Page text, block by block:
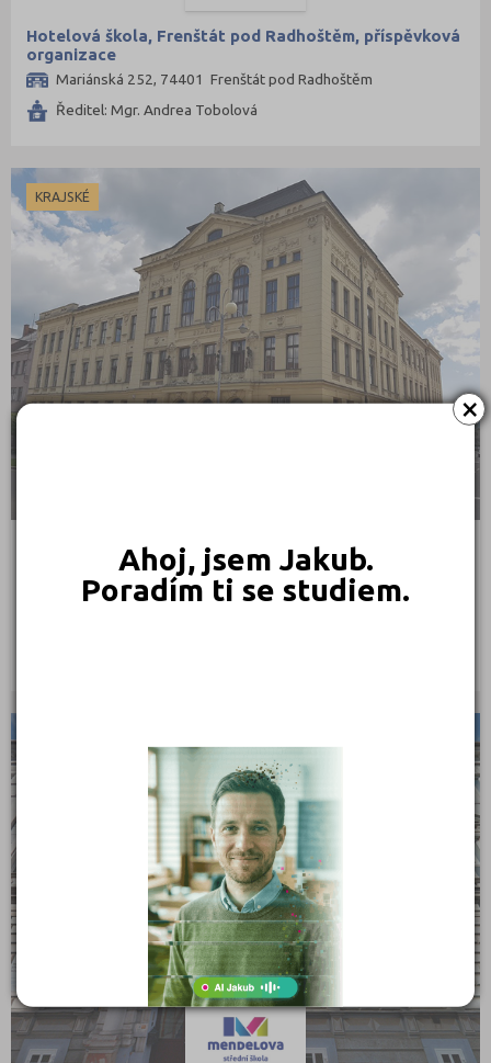
×
Ahoj, jsem Jakub.
Poradím ti se studiem.
Hotelová škola, Frenštát pod Radhoštěm, příspěvková
organizace
Mariánská 252, 74401 Frenštát pod Radhoštěm
Ředitel: Mgr. Andrea Tobolová
KRAJSKÉ
Masarykovo gymnázium, Příbor, příspěvková
organizace